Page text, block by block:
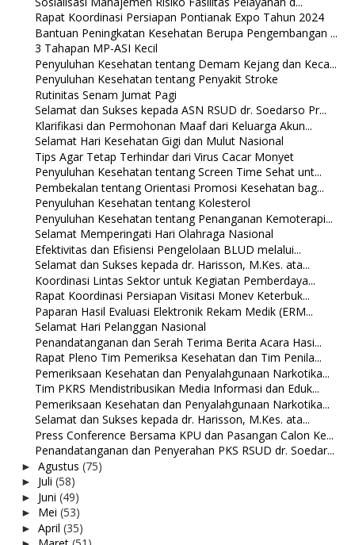
Rapat Koordinasi Persiapan Pontianak Expo Tahun 2024
Bantuan Peningkatan Kesehatan Berupa Pengembangan ...
3 Tahapan MP-ASI Kecil
Penyuluhan Kesehatan tentang Demam Kejang dan Keca...
Penyuluhan Kesehatan tentang Penyakit Stroke
Rutinitas Senam Jumat Pagi
Selamat dan Sukses kepada ASN RSUD dr. Soedarso Pr...
Klarifikasi dan Permohonan Maaf dari Keluarga Akun...
Selamat Hari Kesehatan Gigi dan Mulut Nasional
Tips Agar Tetap Terhindar dari Virus Cacar Monyet
Penyuluhan Kesehatan tentang Screen Time Sehat unt...
Pembekalan tentang Orientasi Promosi Kesehatan bag...
Penyuluhan Kesehatan tentang Kolesterol
Penyuluhan Kesehatan tentang Penanganan Kemoterapi...
Selamat Memperingati Hari Olahraga Nasional
Efektivitas dan Efisiensi Pengelolaan BLUD melalui...
Selamat dan Sukses kepada dr. Harisson, M.Kes. ata...
Koordinasi Lintas Sektor untuk Kegiatan Pemberdaya...
Rapat Koordinasi Persiapan Visitasi Monev Keterbuk...
Paparan Hasil Evaluasi Elektronik Rekam Medik (ERM...
Selamat Hari Pelanggan Nasional
Penandatanganan dan Serah Terima Berita Acara Hasi...
Rapat Pleno Tim Pemeriksa Kesehatan dan Tim Penila...
Pemeriksaan Kesehatan dan Penyalahgunaan Narkotika...
Tim PKRS Mendistribusikan Media Informasi dan Eduk...
Pemeriksaan Kesehatan dan Penyalahgunaan Narkotika...
Selamat dan Sukses kepada dr. Harisson, M.Kes. ata...
Press Conference Bersama KPU dan Pasangan Calon Ke...
Penandatanganan dan Penyerahan PKS RSUD dr. Soedar...
► Agustus (75)
► Juli (58)
► Juni (49)
► Mei (53)
► April (35)